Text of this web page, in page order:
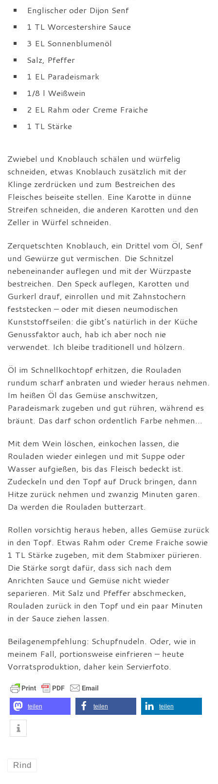
Englischer oder Dijon Senf
1 TL Worcestershire Sauce
3 EL Sonnenblumenöl
Salz, Pfeffer
1 EL Paradeismark
1/8 l Weißwein
2 EL Rahm oder Creme Fraiche
1 TL Stärke
Zwiebel und Knoblauch schälen und würfelig
schneiden, etwas Knoblauch zusätzlich mit der
Klinge zerdrücken und zum Bestreichen des
Fleisches beiseite stellen. Eine Karotte in dünne
Streifen schneiden, die anderen Karotten und den
Zeller in Würfel schneiden.
Zerquetschten Knoblauch, ein Drittel vom Öl, Senf
und Gewürze gut vermischen. Die Schnitzel
nebeneinander auflegen und mit der Würzpaste
bestreichen. Den Speck auflegen, Karotten und
Gurkerl drauf, einrollen und mit Zahnstochern
feststecken – oder mit diesen neumodischen
Kunststoffseilen: die gibt’s natürlich in der Küche
Genussfaktor auch, hab ich aber noch nie
verwendet. Ich bleibe traditionell und hölzern.
Öl im Schnellkochtopf erhitzen, die Rouladen
rundum scharf anbraten und wieder heraus nehmen.
Im heißen Öl das Gemüse anschwitzen,
Paradeismark zugeben und gut rühren, während es
bräunt. Das darf schon ordentlich Farbe nehmen…
Mit dem Wein löschen, einkochen lassen, die
Rouladen wieder einlegen und mit Suppe oder
Wasser aufgießen, bis das Fleisch bedeckt ist.
Zudeckeln und den Topf auf Druck bringen, dann
Hitze zurück nehmen und zwanzig Minuten garen.
Da werden die Rouladen butterzart.
Rollen vorsichtig heraus heben, alles Gemüse zurück
in den Topf. Etwas Rahm oder Creme Fraiche sowie
1 TL Stärke zugeben, mit dem Stabmixer pürieren.
Die Stärke sorgt dafür, dass sich nach dem
Anrichten Sauce und Gemüse nicht wieder
separieren. Mit Salz und Pfeffer abschmecken,
Rouladen zurück in den Topf und ein paar Minuten
in der Sauce ziehen lassen.
Beilagenempfehlung: Schupfnudeln. Oder, wie in
meinem Fall, portionsweise einfrieren – heute
Vorratsproduktion, daher kein Servierfoto.
teilen teilen teilen
Rind